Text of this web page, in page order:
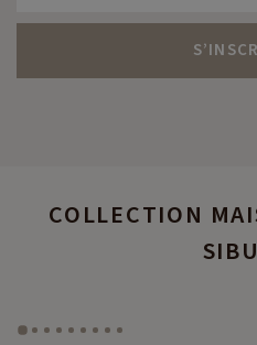
COLLECTION